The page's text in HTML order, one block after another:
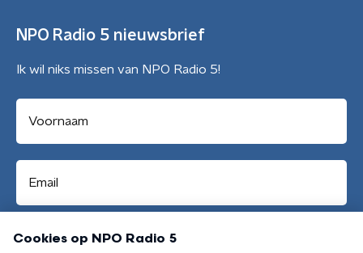
NPO Radio 5 nieuwsbrief
Ik wil niks missen van NPO Radio 5!
Aanmelden